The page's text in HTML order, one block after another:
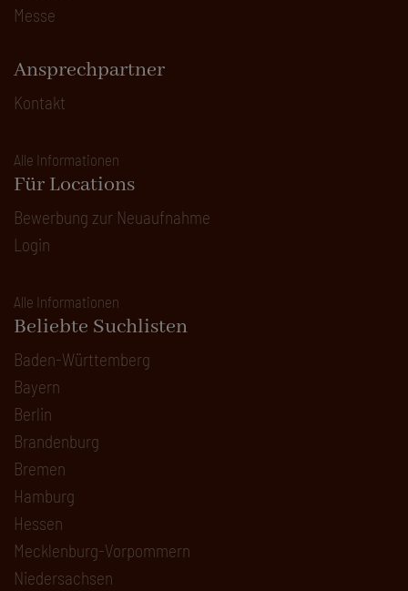
Messe
Ansprechpartner
Kontakt
Alle Informationen
Für Locations
Bewerbung zur Neuaufnahme
Login
Alle Informationen
Beliebte Suchlisten
Baden-Württemberg
Bayern
Berlin
Brandenburg
Bremen
Hamburg
Hessen
Mecklenburg-Vorpommern
Niedersachsen